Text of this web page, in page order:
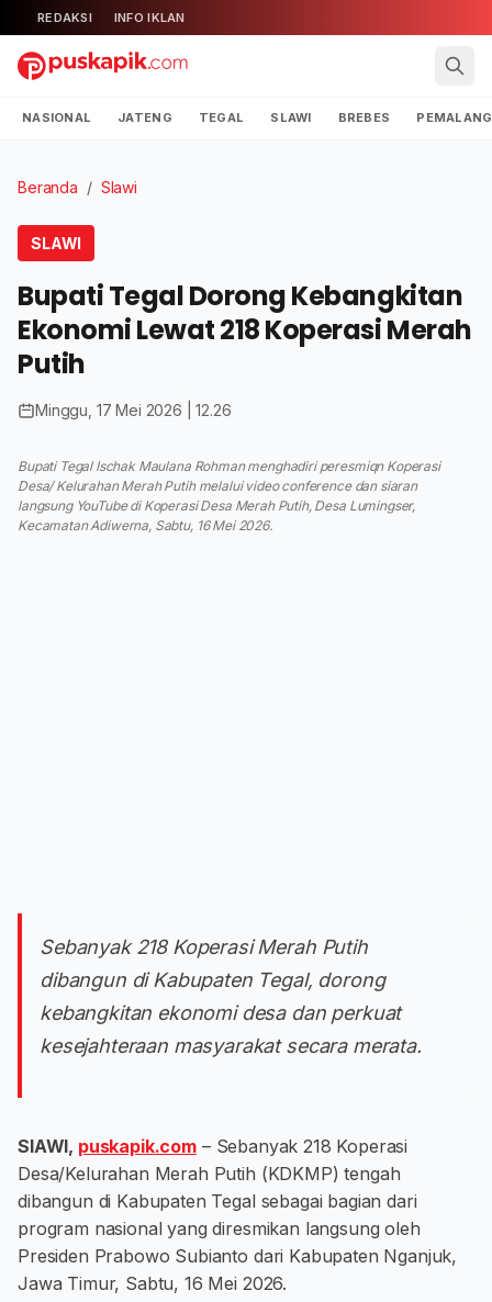
REDAKSI INFO IKLAN
NASIONAL JATENG TEGAL SLAWI BREBES PEMALANG
Beranda / Slawi
SLAWI
Bupati Tegal Dorong Kebangkitan
Ekonomi Lewat 218 Koperasi Merah
Putih
Minggu, 17 Mei 2026 | 12.26
Bupati Tegal Ischak Maulana Rohman menghadiri peresmiqn Koperasi
Desa/ Kelurahan Merah Putih melalui video conference dan siaran
langsung YouTube di Koperasi Desa Merah Putih, Desa Lumingser,
Kecamatan Adiwerna, Sabtu, 16 Mei 2026.
Sebanyak 218 Koperasi Merah Putih
dibangun di Kabupaten Tegal, dorong
kebangkitan ekonomi desa dan perkuat
kesejahteraan masyarakat secara merata.
SlAWI, puskapik.com– Sebanyak 218 Koperasi
Desa/Kelurahan Merah Putih (KDKMP) tengah
dibangun di Kabupaten Tegal sebagai bagian dari
program nasional yang diresmikan langsung oleh
Presiden Prabowo Subianto dari Kabupaten Nganjuk,
Jawa Timur, Sabtu, 16 Mei 2026.